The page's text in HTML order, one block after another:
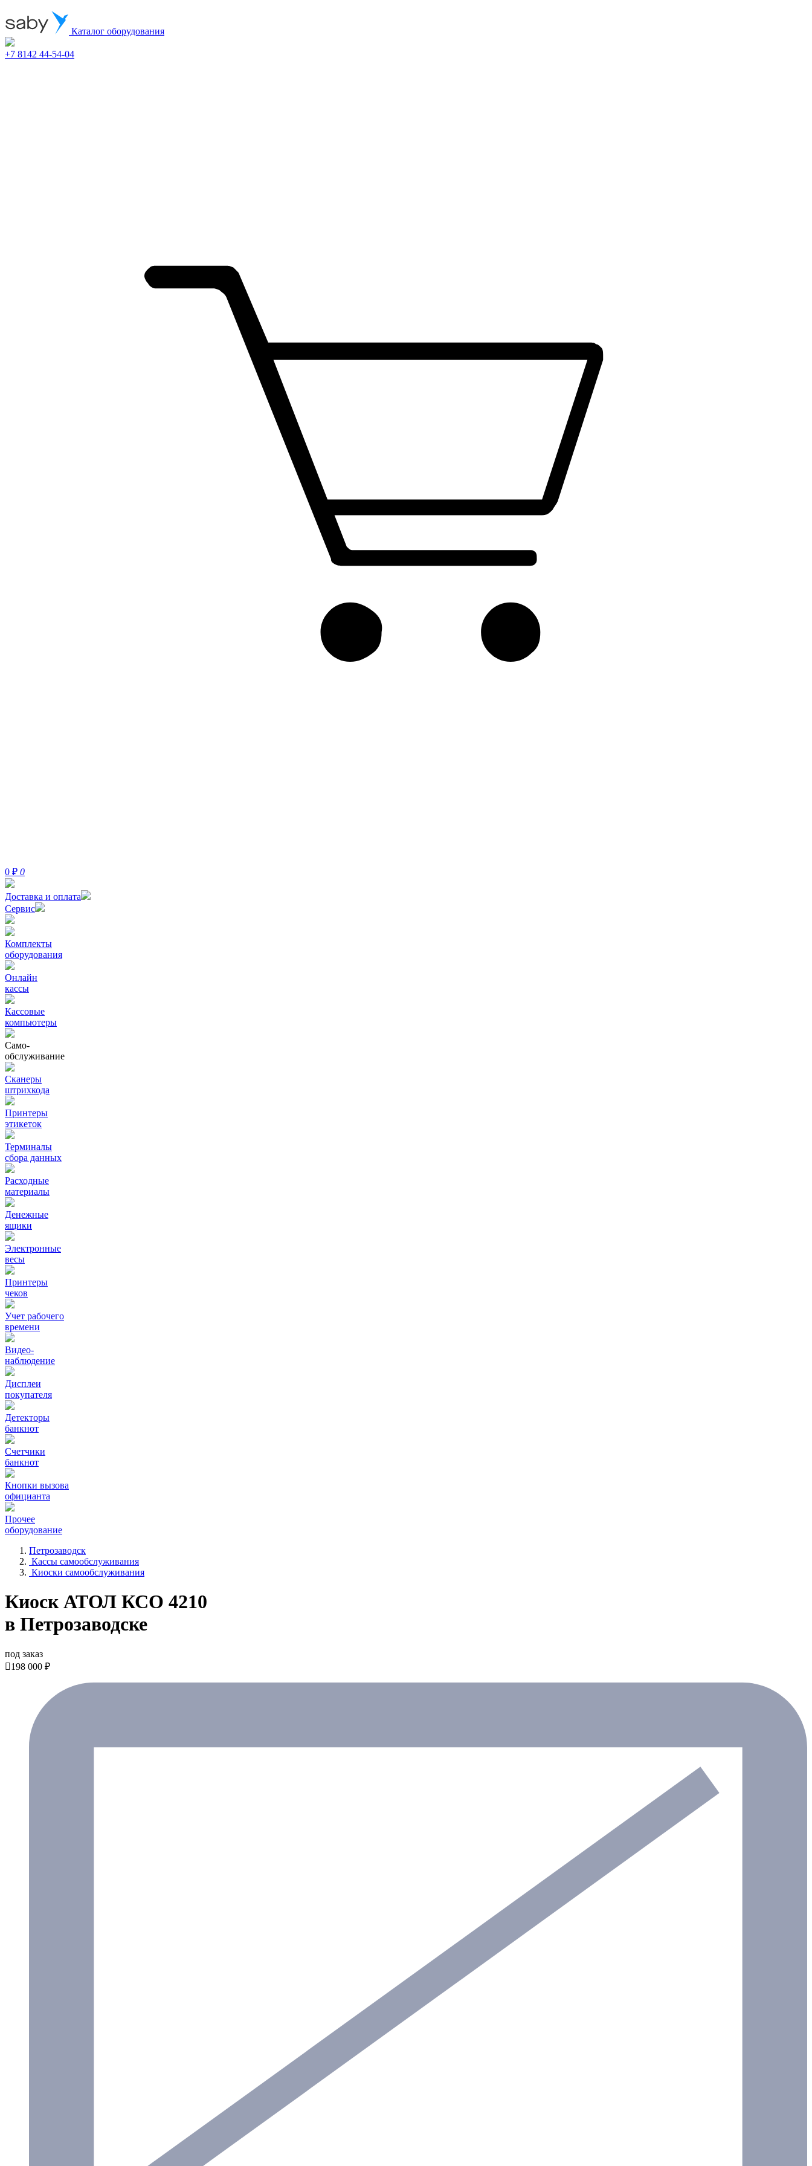
Каталог оборудования
+7 8142 44-54-04
0 ₽ 0
Доставка и оплата
Сервис
Комплекты
оборудования
Онлайн
кассы
Кассовые
компьютеры
Само-
обслуживание
Сканеры
штрихкода
Принтеры
этикеток
Терминалы
сбора данных
Расходные
материалы
Денежные
ящики
Электронные
весы
Принтеры
чеков
Учет рабочего
времени
Видео‑
наблюдение
Дисплеи
покупателя
Детекторы
банкнот
Счетчики
банкнот
Кнопки вызова
официанта
Прочее
оборудование
Петрозаводск
Кассы самообслуживания
Киоски самообслуживания
Киоск АТОЛ КСО 4210
в Петрозаводске
под заказ
198 000 ₽